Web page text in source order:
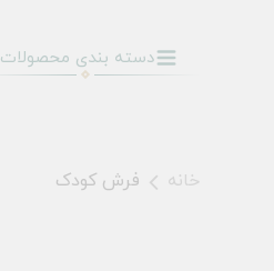
دسته بندی محصولات
خانه فرش کودک